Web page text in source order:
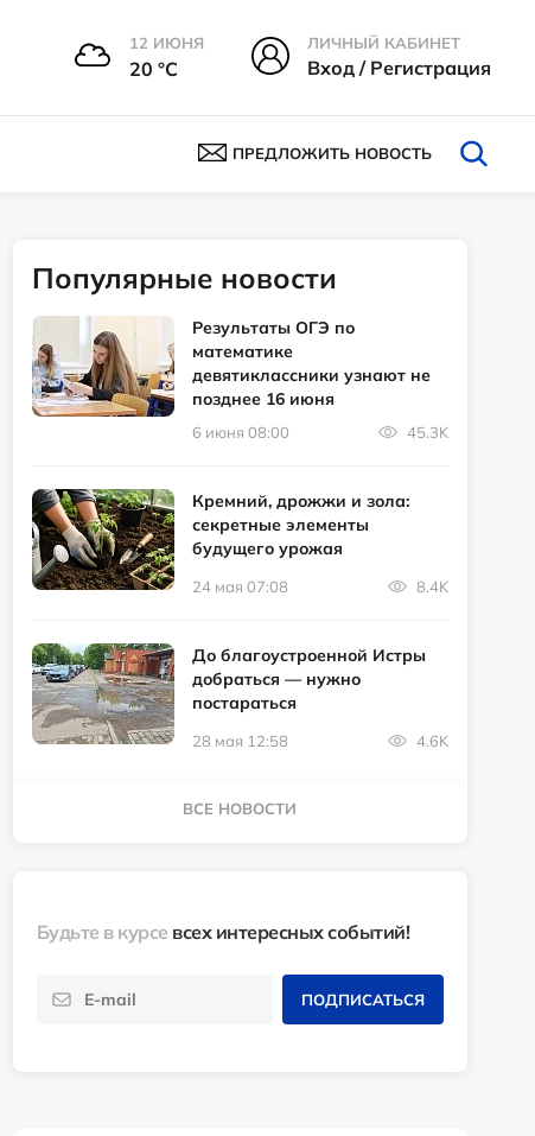
12 ИЮНЯ
20 °С
ЛИЧНЫЙ КАБИНЕТ
Вход / Регистрация
ПРЕДЛОЖИТЬ НОВОСТЬ
Популярные новости
Результаты ОГЭ по
математике
девятиклассники узнают не
позднее 16 июня
6 июня 08:00 45.3K
Кремний, дрожжи и зола:
секретные элементы
будущего урожая
24 мая 07:08 8.4K
До благоустроенной Истры
добраться — нужно
постараться
28 мая 12:58 4.6K
ВСЕ НОВОСТИ
Будьте в курсе всех интересных событий!
ПОДПИСАТЬСЯ